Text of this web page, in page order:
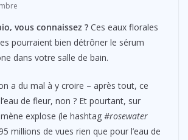
vous connaissez ? Ces eaux florales
pourraient bien détrôner le sérum
dans votre salle de bain.
a du mal à y croire – après tout, ce
de fleur, non ? Et pourtant, sur
explose (le hashtag #rosewater
millions de vues rien que pour l’eau de